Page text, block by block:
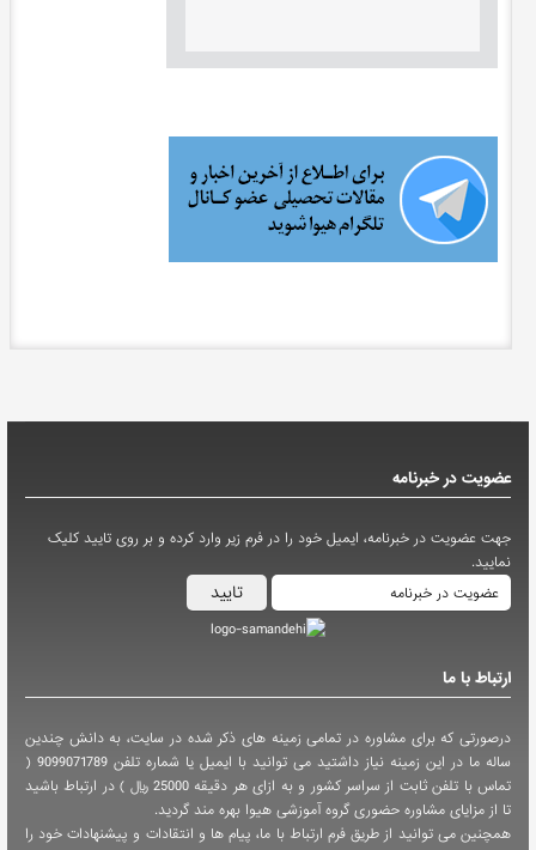
عضویت در خبرنامه
جهت عضویت در خبرنامه، ایمیل خود را در فرم زیر وارد کرده و بر روی تایید کلیک
نمایید.
ارتباط با ما
درصورتی که برای مشاوره در تمامی زمینه های ذکر شده در سایت، به دانش چندین
ساله ما در این زمینه نیاز داشتید می توانید با ایمیل یا شماره تلفن 9099071789 (
تماس با تلفن ثابت از سراسر کشور و به ازای هر دقیقه 25000 ریال ) در ارتباط باشید
تا از مزایای مشاوره حضوری گروه آموزشی هیوا بهره مند گردید.
همچنین می توانید از طریق فرم ارتباط با ما، پیام ها و انتقادات و پیشنهادات خود را